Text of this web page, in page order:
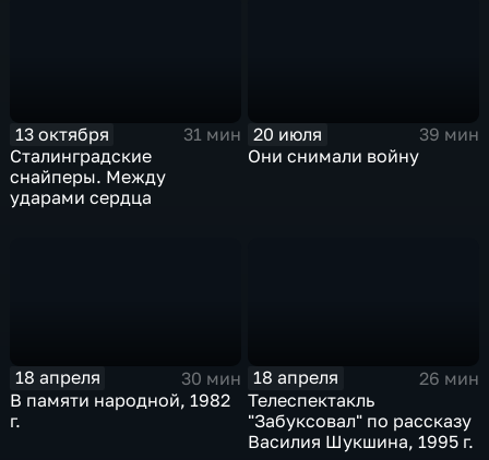
13 октября
31 мин
Сталинградские
снайперы. Между
ударами сердца
20 июля
39 мин
Они снимали войну
18 апреля
30 мин
В памяти народной, 1982
г.
18 апреля
26 мин
Телеспектакль
"Забуксовал" по рассказу
Василия Шукшина, 1995 г.